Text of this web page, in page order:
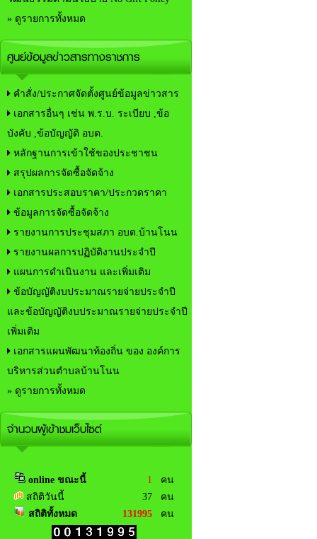
» ดูรายการทั้งหมด
ศูนย์ข้อมูลข่าวสารทางราชการ
คำสั่ง/ประกาศจัดตั้งศูนย์ข้อมูลข่าวสาร
เอกสารอื่นๆ เช่น พ.ร.บ. ระเบียบ ,ข้อ
บังคับ ,ข้อบัญญัติ อบต.
หลักฐานการเข้าใช้ของประชาชน
สรุปผลการจัดซื้อจัดจ้าง
เอกสารประสอบราคา/ประกวดราคา
ข้อมูลการจัดซื้อจัดจ้าง
รายงานการประชุมสภา อบต.บ้านโนน
รายงานผลการปฏิบัติงานประจำปี
แผนการดำเนินงาน และเพิ่มเติม
ข้อบัญญัติงบประมาณรายจ่ายประจำปี
และข้อบัญญัติงบประมาณรายจ่ายประจำปี
เพิ่มเติม
เอกสารแผนพัฒนาท้องถิ่น ของ องค์การ
บริหารส่วนตำบลบ้านโนน
» ดูรายการทั้งหมด
จำนวนผู้เข้าชมเว็บไซต์
online ขณะนี้ 1 คน
สถิติวันนี้
37 คน
สถิติทั้งหมด
131995 คน